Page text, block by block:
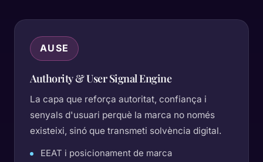
AUSE
Authority & User Signal Engine
La capa que reforça autoritat, confiança i
senyals d'usuari perquè la marca no només
existeixi, sinó que transmeti solvència digital.
EEAT i posicionament de marca